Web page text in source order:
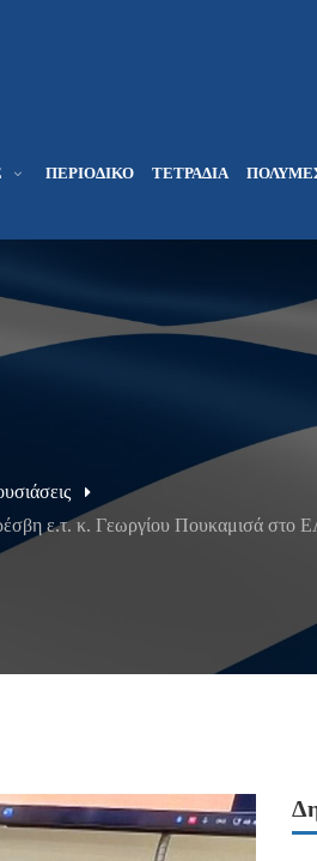
ΠΕΡΙΟΔΙΚΌ ΤΕΤΡΆΔΙΑ
ε.τ. κ. Γεωργίου Πουκαμισά στο